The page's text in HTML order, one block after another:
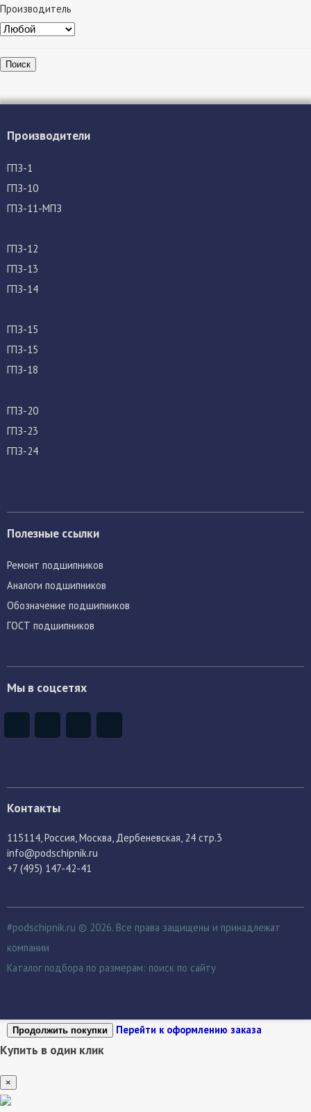
Производитель
Поиск
Производители
ГПЗ-1
ГПЗ-10
ГПЗ-11-МПЗ
ГПЗ-12
ГПЗ-13
ГПЗ-14
ГПЗ-15
ГПЗ-15
ГПЗ-18
ГПЗ-20
ГПЗ-23
ГПЗ-24
Полезные ссылки
Ремонт подшипников
Аналоги подшипников
Обозначение подшипников
ГОСТ подшипников
Мы в соцсетях
Контакты
115114 , Россия, Москва, Дербеневская, 24 стр.3
info@podschipnik.ru
+7 (495) 147-42-41
#podschipnik.ru © 2026. Все права защищены и принадлежат
компании
Каталог подбора по размерам: поиск по сайту
Продолжить покупки Перейти к оформлению заказа
Купить в один клик
×